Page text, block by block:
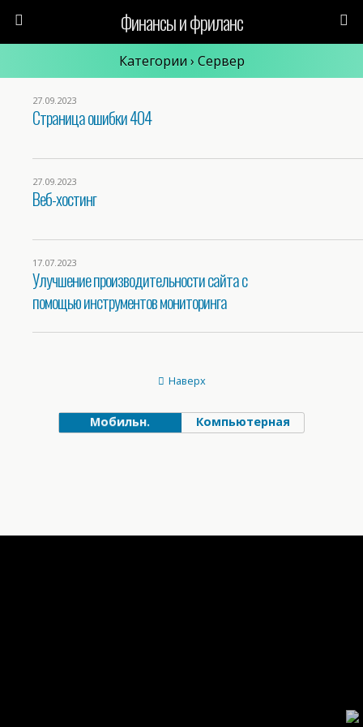
Финансы и фриланс
Категории › Сервер
27.09.2023
Страница ошибки 404
27.09.2023
Веб-хостинг
17.07.2023
Улучшение производительности сайта с
помощью инструментов мониторинга
Наверх
Мобильн. Компьютерная